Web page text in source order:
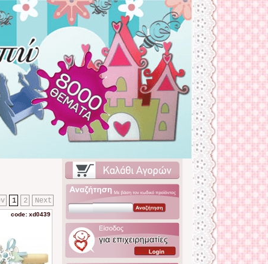
Next
2
1
code: xd0439